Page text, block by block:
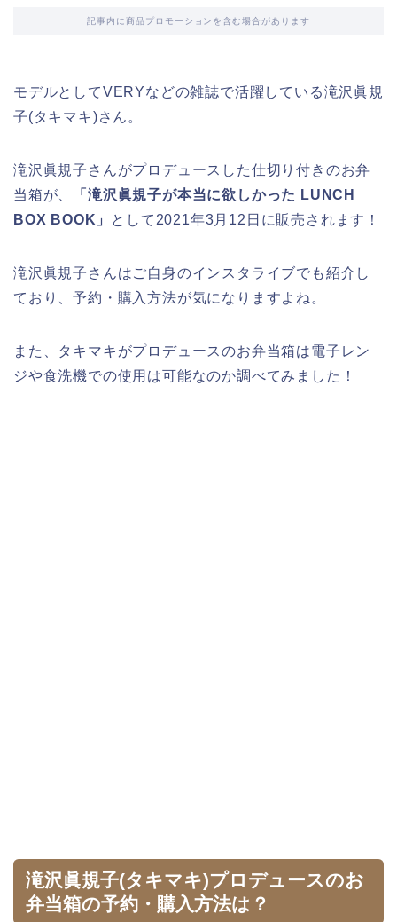
記事内に商品プロモーションを含む場合があります
モデルとしてVERYなどの雑誌で活躍している滝沢眞規
子(タキマキ)さん。
滝沢眞規子さんがプロデュースした仕切り付きのお弁
当箱が、
「滝沢眞規子が本当に欲しかった LUNCH
BOX BOOK」
として2021年3月12日に販売されます！
滝沢眞規子さんはご自身のインスタライブでも紹介し
ており、予約・購入方法が気になりますよね。
また、タキマキがプロデュースのお弁当箱は電子レン
ジや食洗機での使用は可能なのか調べてみました！
滝沢眞規子(タキマキ)プロデュースのお
弁当箱の予約・購入方法は？